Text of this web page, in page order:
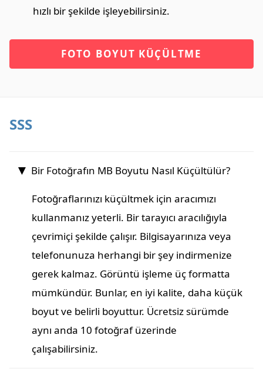
hızlı bir şekilde işleyebilirsiniz.
FOTO BOYUT KÜÇÜLTME
SSS
Bir Fotoğrafın MB Boyutu Nasıl Küçültülür?
Fotoğraflarınızı küçültmek için aracımızı
kullanmanız yeterli. Bir tarayıcı aracılığıyla
çevrimiçi şekilde çalışır. Bilgisayarınıza veya
telefonunuza herhangi bir şey indirmenize
gerek kalmaz. Görüntü işleme üç formatta
mümkündür. Bunlar, en iyi kalite, daha küçük
boyut ve belirli boyuttur. Ücretsiz sürümde
aynı anda 10 fotoğraf üzerinde
çalışabilirsiniz.